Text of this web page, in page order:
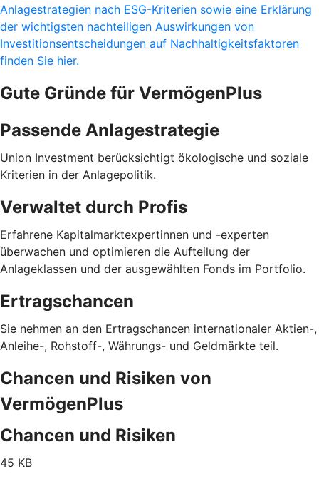
Anlagestrategien nach ESG-Kriterien sowie eine Erklärung
der wichtigsten nachteiligen Auswirkungen von
Investitionsentscheidungen auf Nachhaltigkeitsfaktoren
finden Sie hier.
Gute Gründe für VermögenPlus
Passende Anlagestrategie
Union Investment berücksichtigt ökologische und soziale
Kriterien in der Anlagepolitik.
Verwaltet durch Profis
Erfahrene Kapitalmarktexpertinnen und -experten
überwachen und optimieren die Aufteilung der
Anlageklassen und der ausgewählten Fonds im Portfolio.
Ertragschancen
Sie nehmen an den Ertragschancen internationaler Aktien-,
Anleihe-, Rohstoff-, Währungs- und Geldmärkte teil.
Chancen und Risiken von
VermögenPlus
Chancen und Risiken
45 KB